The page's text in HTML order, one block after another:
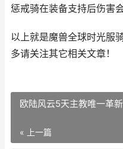
惩戒骑在装备支持后伤害
以上就是魔兽全球时光服
多请关注其它相关文章！
欧陆风云5天主教唯一革
« 上一篇